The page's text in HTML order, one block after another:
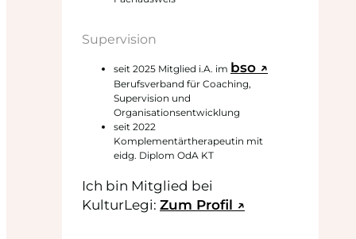
Supervision
seit 2025 Mitglied i.A. im bso ↗
Berufsverband für Coaching,
Supervision und
Organisationsentwicklung
seit 2022
Komplementärtherapeutin mit
eidg. Diplom OdA KT
Ich bin Mitglied bei
KulturLegi: Zum Profil ↗